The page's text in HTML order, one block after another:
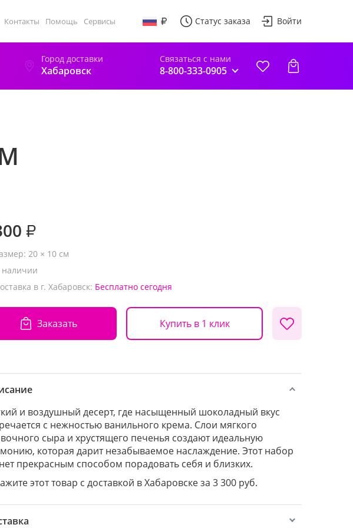
Контакты Помощь Сервисы Статус заказа Войти
Город доставки
Хабаровск
Связаться с нами
8-800-333-0905
₽
20 × 10 см
наличии
в г. Хабаровск: Бесплатно сегодня
Заказать Купить в 1 клик
и воздушный десерт, где насыщенный шоколадный вкус
с нежностью ванильного крема. Слои мягкого
сыра и хрустящего печенья создают идеальную
которая дарит незабываемое наслаждение. Этот набор
прекрасным способом порадовать себя и близких.
этот товар с доставкой в Хабаровске за 3 300 руб.